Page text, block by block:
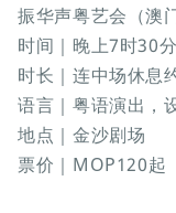
振华声粤艺会（澳
时间｜晚上7时30分
时长｜连中场休息
语言｜粤语演出，
地点｜金沙剧场
票价｜MOP120起